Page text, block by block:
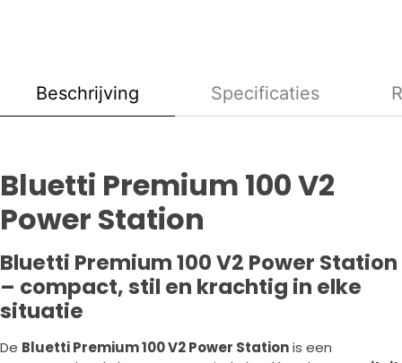
Beschrijving Specificaties
Bluetti Premium 100 V2
Power Station
Bluetti Premium 100 V2 Power Station
– compact, stil en krachtig in elke
situatie
De Bluetti Premium 100 V2 Power Stationis een